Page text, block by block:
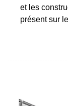
et les
présent sur